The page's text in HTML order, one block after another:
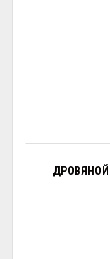
ДРОВЯНОЙ